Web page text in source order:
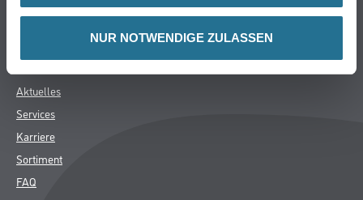
NUR NOTWENDIGE ZULASSEN
Späth Knoll GmbH
Aktuelles
Services
Karriere
Sortiment
FAQ